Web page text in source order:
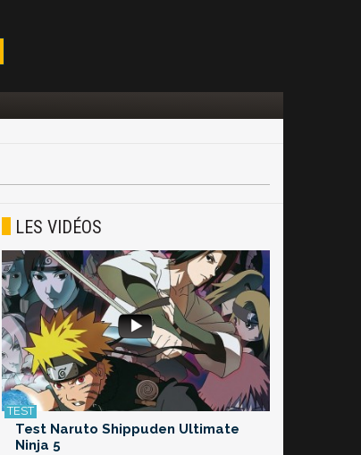
LES VIDÉOS
Test Naruto Shippuden Ultimate
Ninja 5